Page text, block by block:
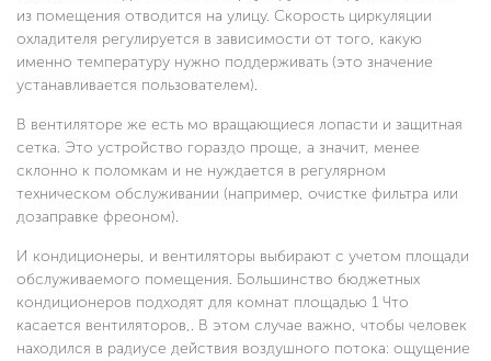
из помещения отводится на улицу. Скорость циркуляции
охладителя регулируется в зависимости от того, какую
именно температуру нужно поддерживать (это значение
устанавливается пользователем).
В вентиляторе же есть мо вращающиеся лопасти и защитная
сетка. Это устройство гораздо проще, а значит, менее
склонно к поломкам и не нуждается в регулярном
техническом обслуживании (например, очистке фильтра или
дозаправке фреоном).
И кондиционеры, и вентиляторы выбирают с учетом площади
обслуживаемого помещения. Большинство бюджетных
кондиционеров подходят для комнат площадью 1 Что
касается вентиляторов,. В этом случае важно, чтобы человек
находился в радиусе действия воздушного потока: ощущение